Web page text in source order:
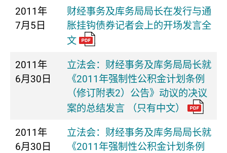
2011年
7月5日
财经事务及库务局局长在发行与通
胀挂钩债券记者会上的开场发言全
文
2011年
6月30日
立法会：财经事务及库务局局长就
《2011年强制性公积金计划条例
（修订附表2）公告》动议的决议
案的总结发言 （只有中文）
2011年
6月30日
立法会：财经事务及库务局局长就
《2011年强制性公积金计划条例